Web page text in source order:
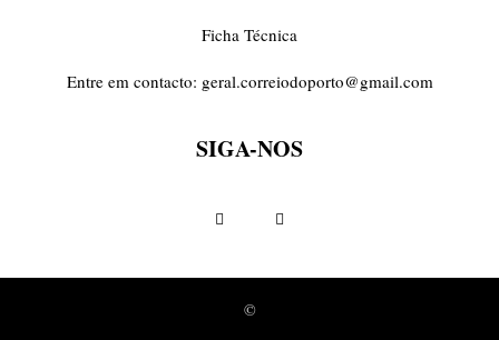
Ficha Técnica
Entre em contacto: geral.correiodoporto@gmail.com
SIGA-NOS
©